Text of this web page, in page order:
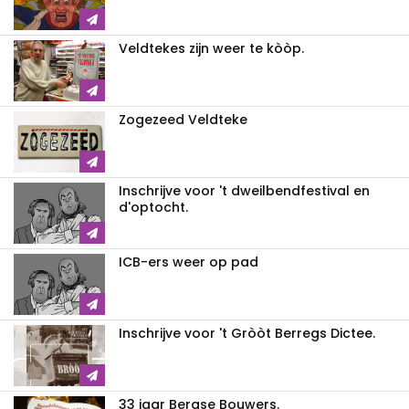
Veldtekes zijn weer te kòòp.
Zogezeed Veldteke
Inschrijve voor 't dweilbendfestival en
d'optocht.
ICB-ers weer op pad
Inschrijve voor 't Gròòt Berregs Dictee.
33 jaar Bergse Bouwers.